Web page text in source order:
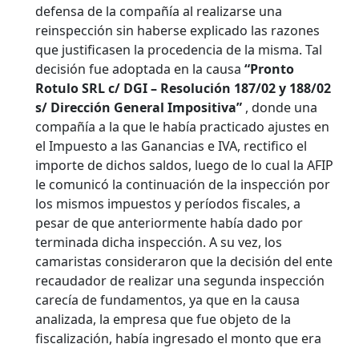
defensa de la compañía al realizarse una
reinspección sin haberse explicado las razones
que justificasen la procedencia de la misma. Tal
decisión fue adoptada en la causa “Pronto
Rotulo SRL c/ DGI – Resolución 187/02 y 188/02
s/ Dirección General Impositiva” , donde una
compañía a la que le había practicado ajustes en
el Impuesto a las Ganancias e IVA, rectifico el
importe de dichos saldos, luego de lo cual la AFIP
le comunicó la continuación de la inspección por
los mismos impuestos y períodos fiscales, a
pesar de que anteriormente había dado por
terminada dicha inspección. A su vez, los
camaristas consideraron que la decisión del ente
recaudador de realizar una segunda inspección
carecía de fundamentos, ya que en la causa
analizada, la empresa que fue objeto de la
fiscalización, había ingresado el monto que era